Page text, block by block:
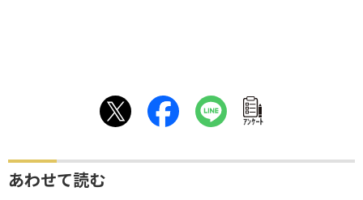
ｱﾝｹｰﾄ
あわせて読む